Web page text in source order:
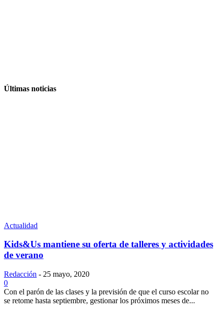
Últimas noticias
Actualidad
Kids&Us mantiene su oferta de talleres y actividades
de verano
Redacción - 25 mayo, 2020
0
Con el parón de las clases y la previsión de que el curso escolar no
se retome hasta septiembre, gestionar los próximos meses de...